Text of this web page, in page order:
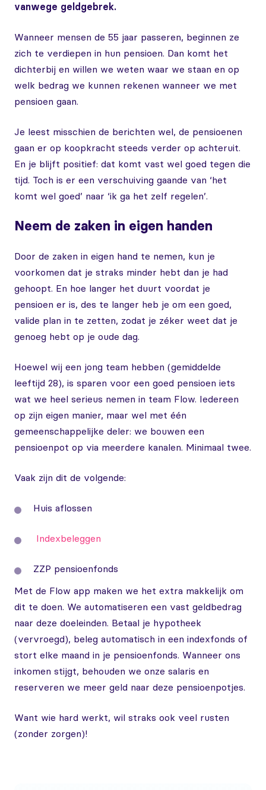
vanwege geldgebrek.
Wanneer mensen de 55 jaar passeren, beginnen ze
zich te verdiepen in hun pensioen. Dan komt het
dichterbij en willen we weten waar we staan en op
welk bedrag we kunnen rekenen wanneer we met
pensioen gaan.
Je leest misschien de berichten wel, de pensioenen
gaan er op koopkracht steeds verder op achteruit.
En je blijft positief: dat komt vast wel goed tegen die
tijd. Toch is er een verschuiving gaande van ‘het
komt wel goed’ naar ‘ik ga het zelf regelen’.
Neem de zaken in eigen handen
Door de zaken in eigen hand te nemen, kun je
voorkomen dat je straks minder hebt dan je had
gehoopt. En hoe langer het duurt voordat je
pensioen er is, des te langer heb je om een goed,
valide plan in te zetten, zodat je zéker weet dat je
genoeg hebt op je oude dag.
Hoewel wij een jong team hebben (gemiddelde
leeftijd 28), is sparen voor een goed pensioen iets
wat we heel serieus nemen in team Flow. Iedereen
op zijn eigen manier, maar wel met één
gemeenschappelijke deler: we bouwen een
pensioenpot op via meerdere kanalen. Minimaal twee.
Vaak zijn dit de volgende:
Huis aflossen
Indexbeleggen
ZZP pensioenfonds
Met de Flow app maken we het extra makkelijk om
dit te doen. We automatiseren een vast geldbedrag
naar deze doeleinden. Betaal je hypotheek
(vervroegd), beleg automatisch in een indexfonds of
stort elke maand in je pensioenfonds. Wanneer ons
inkomen stijgt, behouden we onze salaris en
reserveren we meer geld naar deze pensioenpotjes.
Want wie hard werkt, wil straks ook veel rusten
(zonder zorgen)!